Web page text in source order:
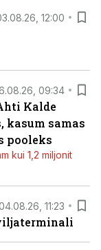
12:00
09:34
Kalde
kasum samas
pooleks
kui 1,2 miljonit
11:23